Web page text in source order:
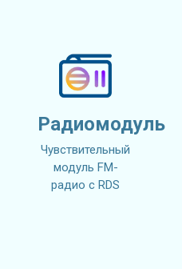
Радиомодуль
Чувствительный
модуль FM-
радио с RDS